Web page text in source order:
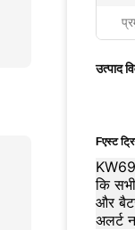
उत्पाद
Fएस्ट
कि
और
अलर्ट